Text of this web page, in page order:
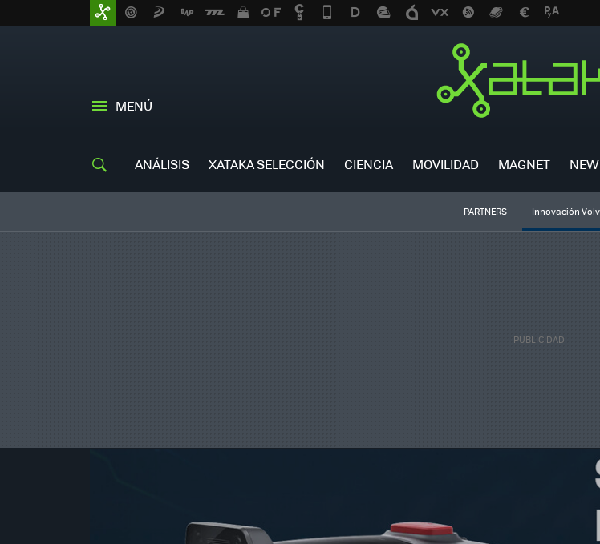
MENÚ
ANÁLISIS XATAKA SELECCIÓN CIENCIA MOVILIDAD MAGNET
PARTNERS Innovación